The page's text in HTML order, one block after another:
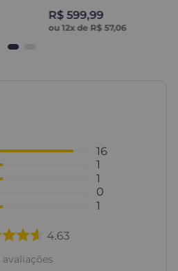
Aqua Shield -
Decor Colors
R$ 599,99
ou12x de R$ 57,06
16
1
1
0
1
4.63
avaliações